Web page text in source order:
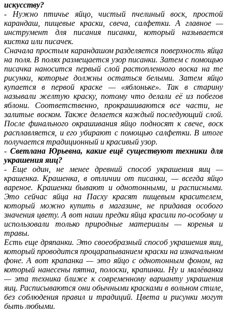
искусству?
- Нужно птичье яйцо, чистый пчелиный воск, простой
карандаш, пищевые краски, свеча, салфетки. А главное —
инструмент для писания писанки, который называется
кистка или писачек.
Сначала простым карандашом разделяется поверхность яйца
на поля. В полях размещается узор писанки. Затем с помощью
писачка наносится первый слой растопленного воска на те
рисунки, которые должны остаться белыми. Затем яйцо
купается в первой краске — «яблоньке». Так в старину
называли желтую краску, потому что делали её из побегов
яблони. Соответственно, прокрашиваются все части, не
залитые воском. Также делается каждый последующий слой.
После финального окрашивания яйцо подносят к свече, воск
расплавляется, и его убирают с помощью салфетки. В итоге
получается традиционный и красивый узор.
- Светлана Юрьевна, какие ещё существуют техники для
украшения яиц?
- Еще один, не менее древний способ украшения яиц —
крашенка. Крашенка, в отличии от писанки, — всегда яйцо
вареное. Крашенки бывают и однотонными, и расписными.
Это сейчас яйца на Пасху красят пищевым красителем,
который можно купить в магазине, не придавая особого
значения цвету. А вот наши предки яйца красили по-особому и
использовали только природные материалы — коренья и
травы.
Есть еще дряпанки. Это своеобразный способ украшения яиц,
который проводится процарапыванием краски на изначальном
фоне. А вот крапанка — это яйцо с однотонным фоном, на
который нанесены пятна, полоски, крапинки. Ну и малёванки
— эта техника ближе к современному варианту украшения
яиц. Расписываются они обычными красками в вольном стиле,
без соблюдения правил и традиций. Цвета и рисунки могут
быть любыми.